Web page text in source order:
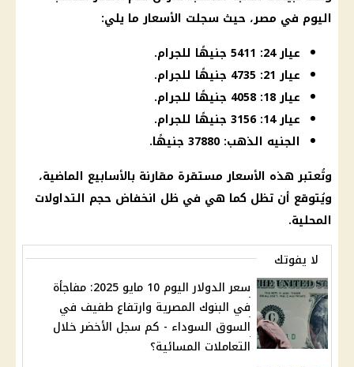
اليوم في مصر، حيث سجلت الأسعار ما يلي:
عيار 24: 5411 جنيهًا للجرام.
عيار 21: 4735 جنيهًا للجرام.
عيار 18: 4058 جنيهًا للجرام.
عيار 14: 3156 جنيهًا للجرام.
الجنيه الذهب: 37880 جنيهًا.
وتُعتبر هذه الأسعار مستقرة مقارنة بالأسابيع الماضية،
ويُتوقع أن تظل كما هي في ظل انخفاض حجم التداولات
المحلية.
لا يفوتك
سعر الدولار اليوم 10 مايو 2025: مفاجأة
في البنوك المصرية وارتفاع طفيف في
السوق السوداء - كم سجل الأخضر خلال
التعاملات المسائية؟